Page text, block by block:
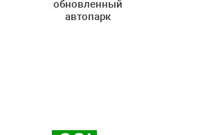
обновленный
автопарк